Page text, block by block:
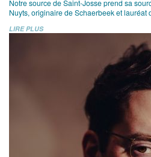
Notre source de Saint-Josse prend sa
Nuyts, originaire de Schaerbeek et lauréat
LIRE PLUS